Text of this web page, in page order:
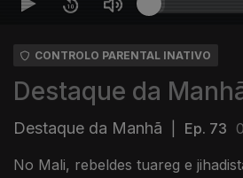
CONTROLO PARENTAL INATIVO
Destaque da
Destaque da Manhã Ep. 73
No Mali, rebeldes tuareg e